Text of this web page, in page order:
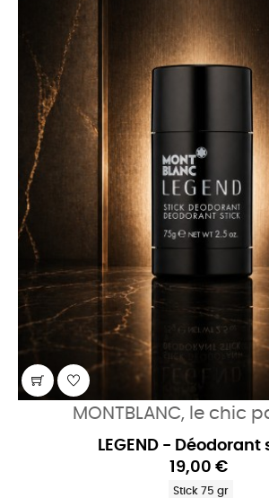
MONTBLANC, le chic
LEGEND - Déodorant
19,00 €
Stick 75 gr